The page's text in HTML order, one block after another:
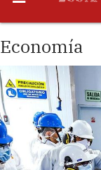
Economía